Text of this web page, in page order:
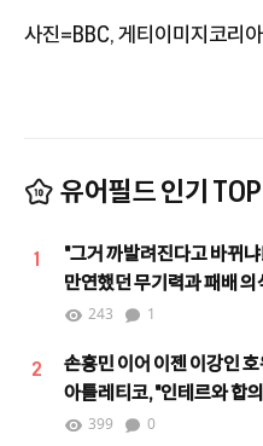
사진=BBC, 게티이미지코리아
유어필드 인기
1
"그거 까발려진다고 바뀌냐
만연했던 무기력과 패배 의
힘을 모으며 달라지고 있어"
243 1
2
손흥민 이어 이젠 이강인
아틀레티코, "인테르와 합
하이재킹 노린다!
399 0